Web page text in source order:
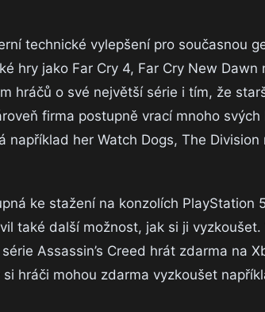
technické vylepšení pro současnou
hry jako Far Cry 4, Far Cry New Dawn
hráčů o své největší série i tím, že
firma postupně vrací mnoho svých
her Watch Dogs, The Division
ke stažení na konzolích PlayStation
také další možnost, jak si ji vyzkoušet.
Assassin’s Creed hrát zdarma na
hráči mohou zdarma vyzkoušet